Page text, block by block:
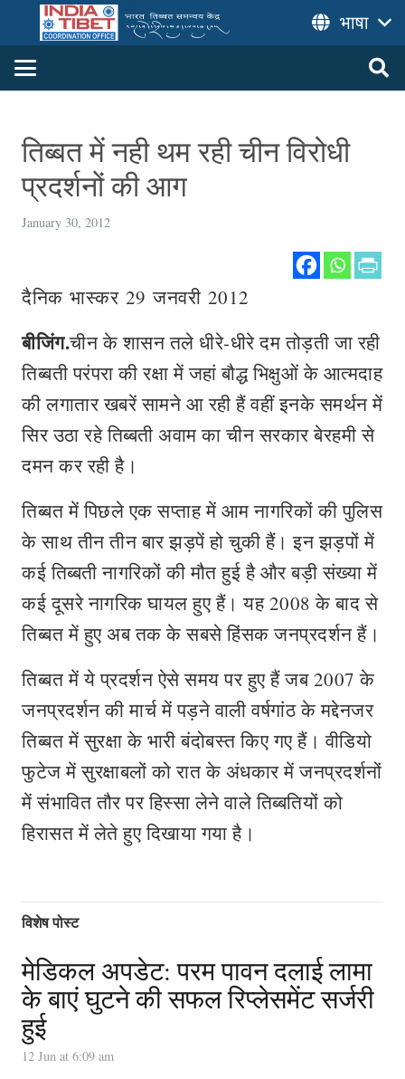
भाषा
तिब्बत में नही थम रही चीन विरोधी
प्रदर्शनों की आग
January 30, 2012
दैनिक भास्कर 29 जनवरी 2012
बीजिंग.चीन के शासन तले धीरे-धीरे दम तोड़ती जा रही
तिब्बती परंपरा की रक्षा में जहां बौद्ध भिक्षुओं के आत्मदाह
की लगातार खबरें सामने आ रही हैं वहीं इनके समर्थन में
सिर उठा रहे तिब्बती अवाम का चीन सरकार बेरहमी से
दमन कर रही है।
तिब्बत में पिछले एक सप्ताह में आम नागरिकों की पुलिस
के साथ तीन तीन बार झड़पें हो चुकी हैं। इन झड़पों में
कई तिब्बती नागरिकों की मौत हुई है और बड़ी संख्या में
कई दूसरे नागरिक घायल हुए हैं। यह 2008 के बाद से
तिब्बत में हुए अब तक के सबसे हिंसक जनप्रदर्शन हैं।
तिब्बत में ये प्रदर्शन ऐसे समय पर हुए हैं जब 2007 के
जनप्रदर्शन की मार्च में पड़ने वाली वर्षगांठ के मद्देनजर
तिब्बत में सुरक्षा के भारी बंदोबस्त किए गए हैं। वीडियो
फुटेज में सुरक्षाबलों को रात के अंधकार में जनप्रदर्शनों
में संभावित तौर पर हिस्सा लेने वाले तिब्बतियों को
हिरासत में लेते हुए दिखाया गया है।
विशेष पोस्ट
मेडिकल अपडेट: परम पावन दलाई लामा
के बाएं घुटने की सफल रिप्लेसमेंट सर्जरी
हुई
12 Jun at 6:09 am